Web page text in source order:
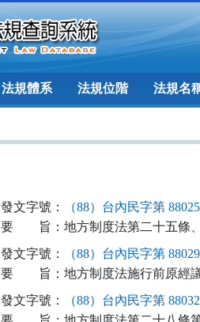
法規體系 法規位階 法規名
發文字號：
（88）台內民字第
要
旨： 地方制度法第二十五條
發文字號：
（88）台內民字第
要
旨： 地方制度法施行前原經
發文字號：
（88）台內民字第